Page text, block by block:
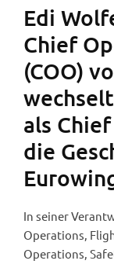
Edi
Chief
(COO)
als
die
In seiner
Operations,
Operations,